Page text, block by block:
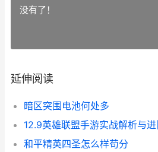
没有了！
延伸阅读
暗区突围电池何处多
12.9英雄联盟手游实战解析与
和平精英四圣怎么样苟分